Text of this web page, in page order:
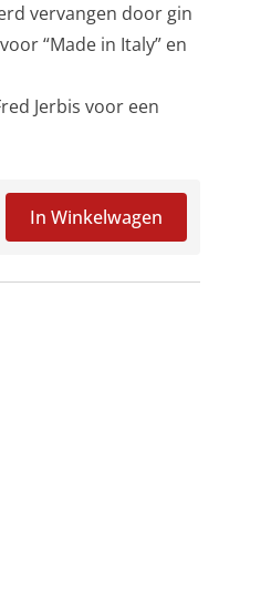
vervangen door gin
“Made in Italy” en
Jerbis voor een
In Winkelwagen